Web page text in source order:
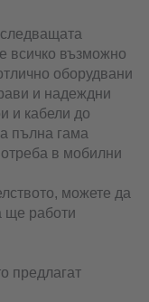
всичко възможно
оборудвани
и надеждни
и кабели до
пълна гама
в мобилни
можете да
ще работи
предлагат